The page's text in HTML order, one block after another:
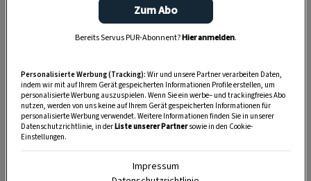
150 ml
lauwarme Milch
250 g
glattes Mehl
1 TL
echter Vanillezucker
großes Ei
Zum Abo
Bereits Servus PUR-Abonnent?Hier anmelden.
Personalisierte Werbung (Tracking): Wir und unsere Partner verarbeiten Daten,
indem wir mit auf Ihrem Gerät gespeicherten Informationen Profile erstellen, um
personalisierte Werbung auszuspielen. Wenn Sie ein werbe– und trackingfreies Abo
nutzen, werden von uns keine auf Ihrem Gerät gespeicherten Informationen für
personalisierte Werbung verwendet. Weitere Informationen finden Sie in unserer
Datenschutzrichtlinie, in derListe unserer Partnersowie in den Cookie-
Einstellungen.
Impressum